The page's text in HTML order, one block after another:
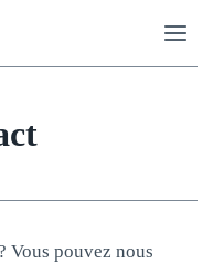
Vous pouvez nous